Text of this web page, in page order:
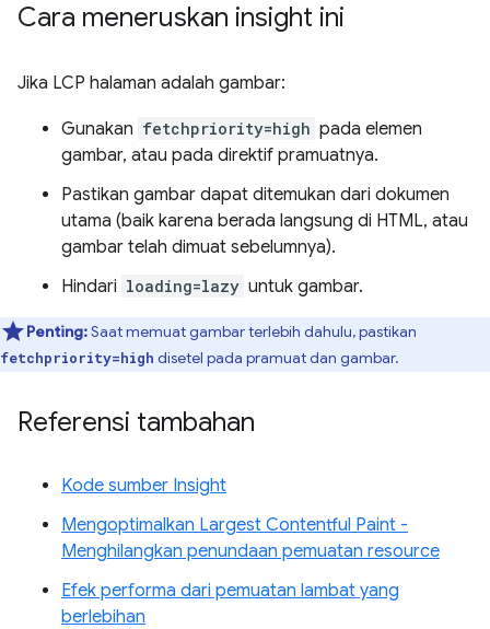
Cara meneruskan insight ini
Jika LCP halaman adalah gambar:
Gunakan fetchpriority=high pada elemen
gambar, atau pada direktif pramuatnya.
Pastikan gambar dapat ditemukan dari dokumen
utama (baik karena berada langsung di HTML, atau
gambar telah dimuat sebelumnya).
Hindari loading=lazy untuk gambar.
Penting:Saat memuat gambar terlebih dahulu, pastikan
fetchpriority=high disetel pada pramuat dan gambar.
Referensi tambahan
Kode sumber Insight
Mengoptimalkan Largest Contentful Paint -
Menghilangkan penundaan pemuatan resource
Efek performa dari pemuatan lambat yang
berlebihan